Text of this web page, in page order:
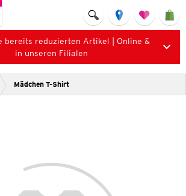
bereits reduzierten Artikel | Online &
in unseren Filialen
Mädchen T-Shirt